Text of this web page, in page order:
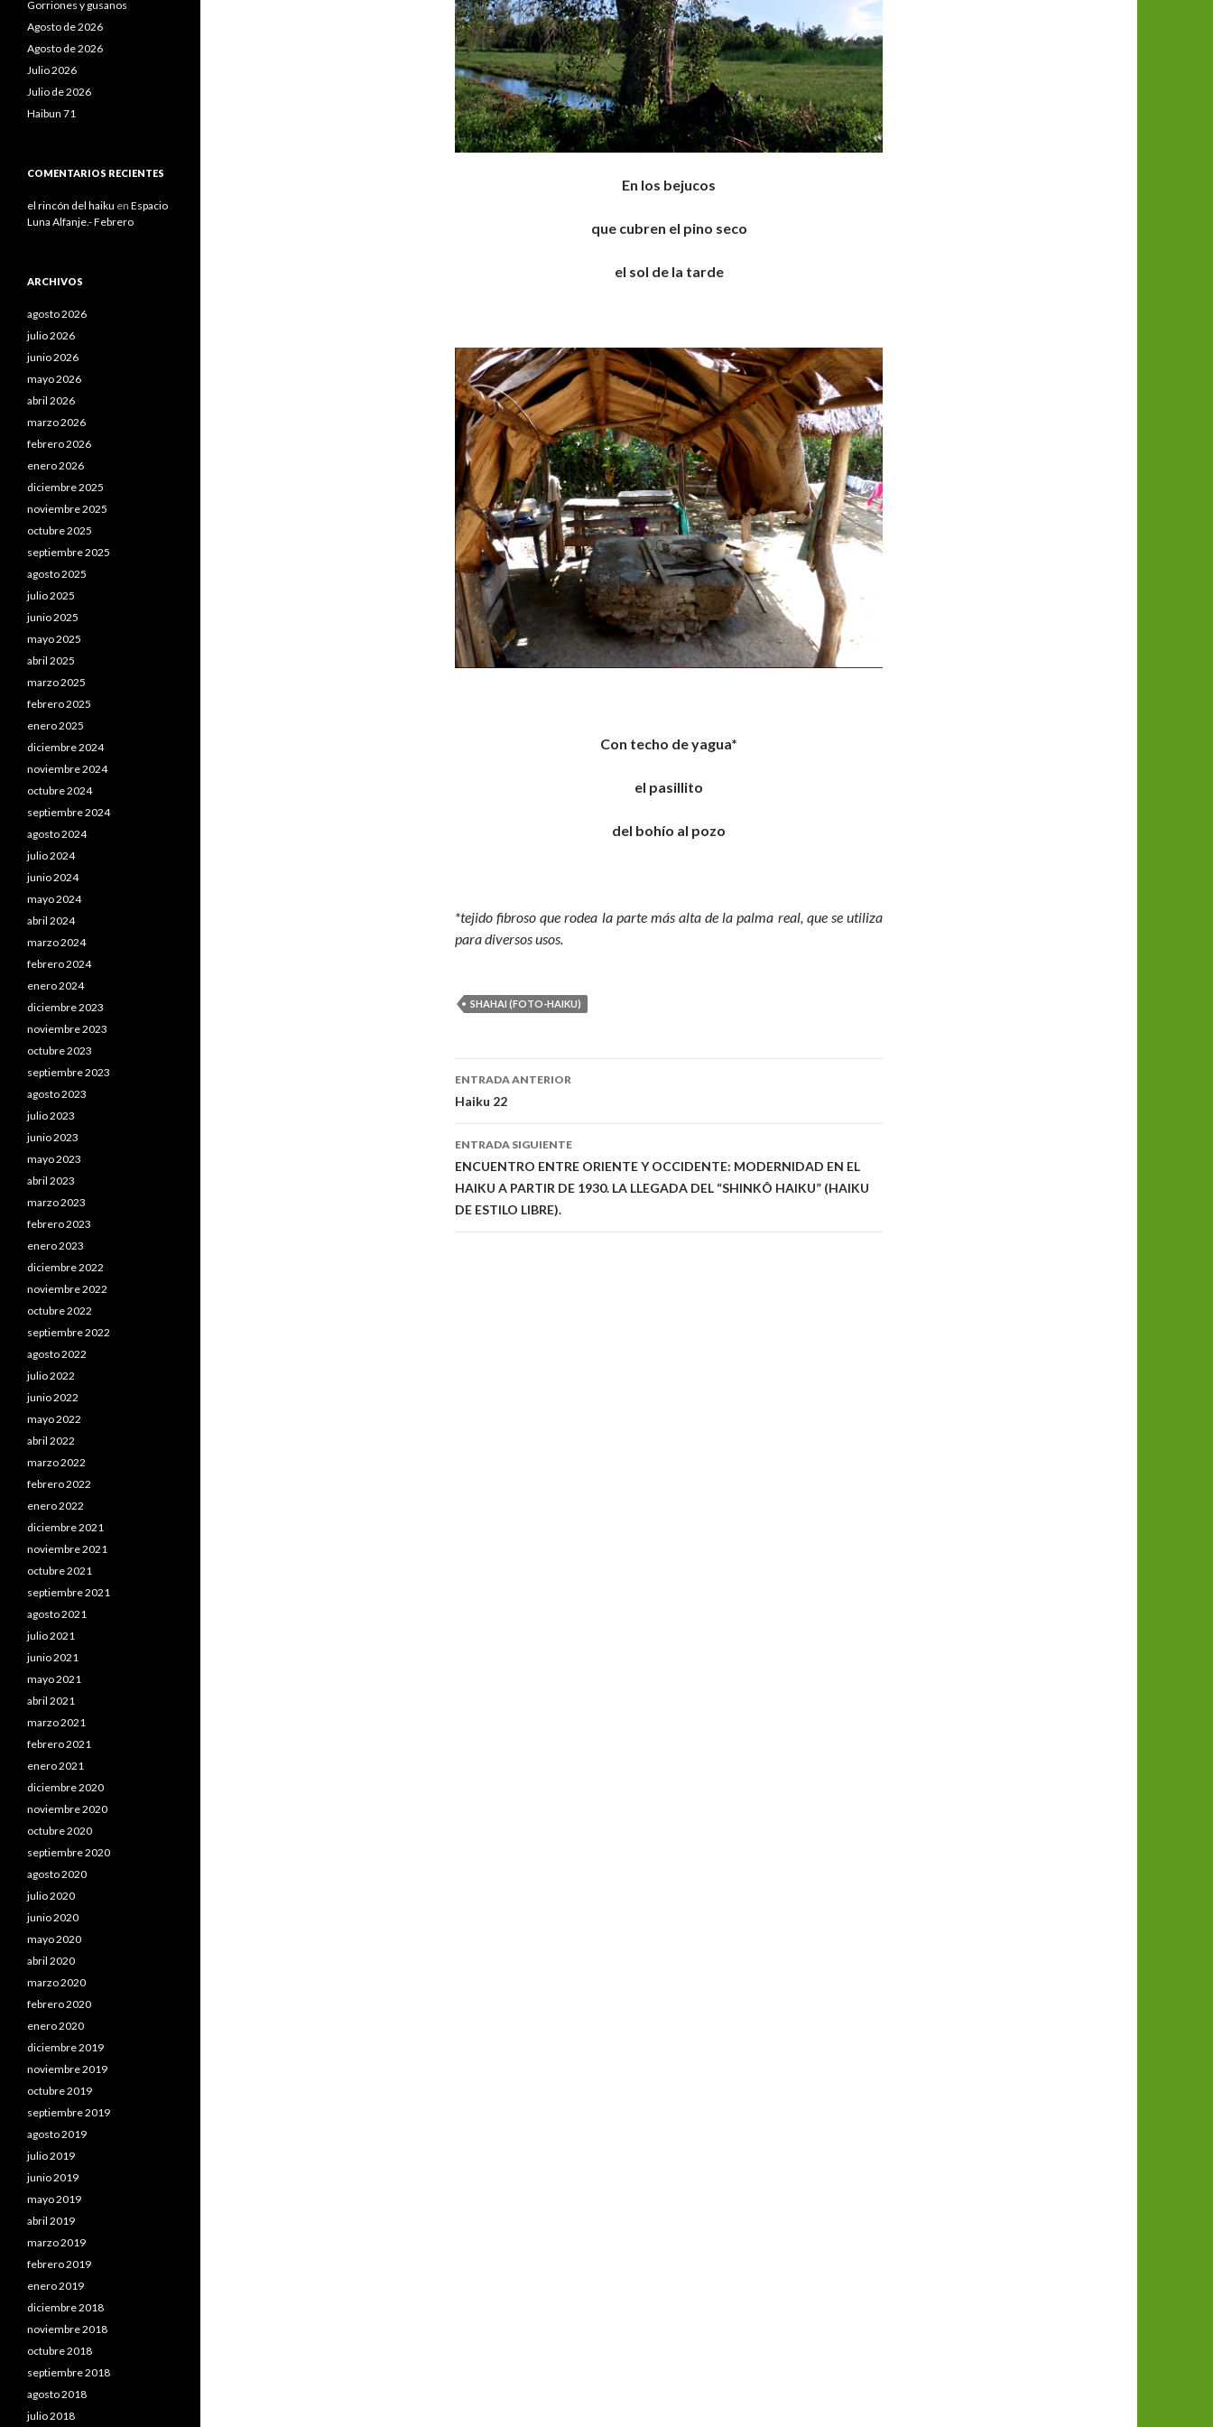
En los bejucos
que cubren el pino seco
el sol de la tarde
Con techo de yagua*
el pasillito
del bohío al pozo
*tejido fibroso que rodea la parte más alta de la palma real, que se utiliza
para diversos usos.
SHAHAI (FOTO-HAIKU)
Navegación
de
entradas
ENTRADA ANTERIOR
Haiku 22
ENTRADA SIGUIENTE
ENCUENTRO ENTRE ORIENTE Y OCCIDENTE: MODERNIDAD EN EL
HAIKU A PARTIR DE 1930. LA LLEGADA DEL “SHINKÔ HAIKU” (HAIKU
DE ESTILO LIBRE).
Gorriones y gusanos
Agosto de 2026
Agosto de 2026
Julio 2026
Julio de 2026
Haibun 71
COMENTARIOS RECIENTES
el rincón del haiku en Espacio
Luna Alfanje.- Febrero
ARCHIVOS
agosto 2026
julio 2026
junio 2026
mayo 2026
abril 2026
marzo 2026
febrero 2026
enero 2026
diciembre 2025
noviembre 2025
octubre 2025
septiembre 2025
agosto 2025
julio 2025
junio 2025
mayo 2025
abril 2025
marzo 2025
febrero 2025
enero 2025
diciembre 2024
noviembre 2024
octubre 2024
septiembre 2024
agosto 2024
julio 2024
junio 2024
mayo 2024
abril 2024
marzo 2024
febrero 2024
enero 2024
diciembre 2023
noviembre 2023
octubre 2023
septiembre 2023
agosto 2023
julio 2023
junio 2023
mayo 2023
abril 2023
marzo 2023
febrero 2023
enero 2023
diciembre 2022
noviembre 2022
octubre 2022
septiembre 2022
agosto 2022
julio 2022
junio 2022
mayo 2022
abril 2022
marzo 2022
febrero 2022
enero 2022
diciembre 2021
noviembre 2021
octubre 2021
septiembre 2021
agosto 2021
julio 2021
junio 2021
mayo 2021
abril 2021
marzo 2021
febrero 2021
enero 2021
diciembre 2020
noviembre 2020
octubre 2020
septiembre 2020
agosto 2020
julio 2020
junio 2020
mayo 2020
abril 2020
marzo 2020
febrero 2020
enero 2020
diciembre 2019
noviembre 2019
octubre 2019
septiembre 2019
agosto 2019
julio 2019
junio 2019
mayo 2019
abril 2019
marzo 2019
febrero 2019
enero 2019
diciembre 2018
noviembre 2018
octubre 2018
septiembre 2018
agosto 2018
julio 2018